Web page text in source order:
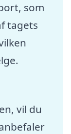
som
tagets
vil du